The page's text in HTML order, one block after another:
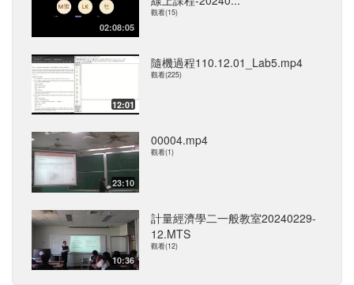
02:08:05
觀看(15)
12:01
隨機過程110.12.01_Lab5.mp4
觀看(225)
23:10
00004.mp4
觀看(1)
10:36
計量經濟學二一般教室20240229-
12.MTS
觀看(12)